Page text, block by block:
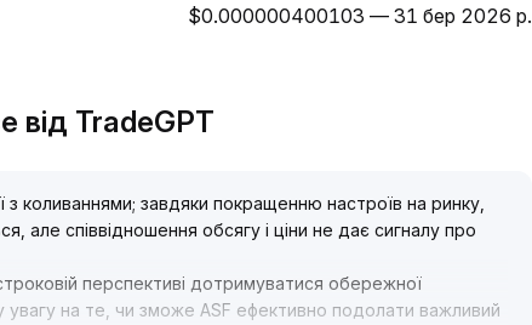
$0.000000400103 — 31 бер 2026 р.
від TradeGPT
з коливаннями; завдяки покращенню настроїв на ринку,
але співвідношення обсягу і ціни не дає сигналу про
перспективі дотримуватися обережної
увагу на те, чи зможе ASF ефективно подолати важливий